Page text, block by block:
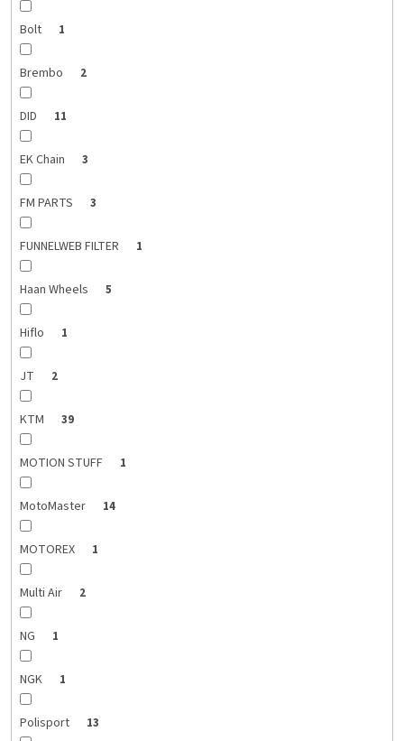
Bolt 1
Brembo 2
DID 11
EK Chain 3
FM PARTS 3
FUNNELWEB FILTER 1
Haan Wheels 5
Hiflo 1
JT 2
KTM 39
MOTION STUFF 1
MotoMaster 14
MOTOREX 1
Multi Air 2
NG 1
NGK 1
Polisport 13